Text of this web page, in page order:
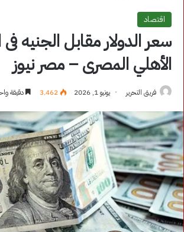
اقتصاد
سعر الدولار مقابل الجنيه
الأهلي المصرى – مصر نيوز
فريق التحرير يونيو 1, 2026 3٬462 دقيقة